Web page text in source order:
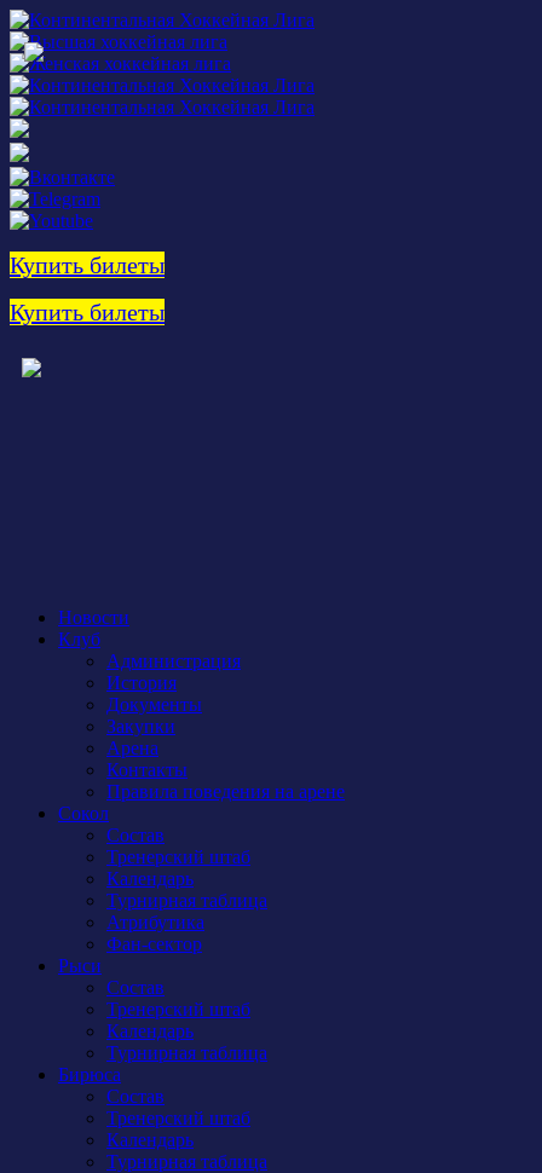
Купить билеты
Купить билеты
Новости
Клуб
Администрация
История
Документы
Закупки
Арена
Контакты
Правила поведения на арене
Сокол
Состав
Тренерский штаб
Календарь
Турнирная таблица
Атрибутика
Фан-сектор
Рыси
Состав
Тренерский штаб
Календарь
Турнирная таблица
Бирюса
Состав
Тренерский штаб
Календарь
Турнирная таблица